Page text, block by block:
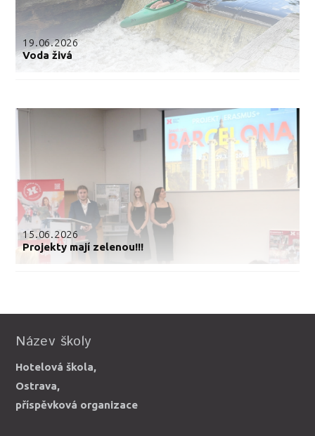
19.06.2026
Voda živá
15.06.2026
Projekty mají zelenou!!!
Název školy
Hotelová škola,
Ostrava,
příspěvková organizace